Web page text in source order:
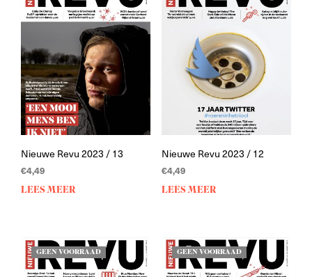
Nieuwe Revu 2023 / 13
€4,49
LEES MEER
Nieuwe Revu 2023 / 12
€4,49
LEES MEER
GEEN VOORRAAD GEEN VOORRAAD